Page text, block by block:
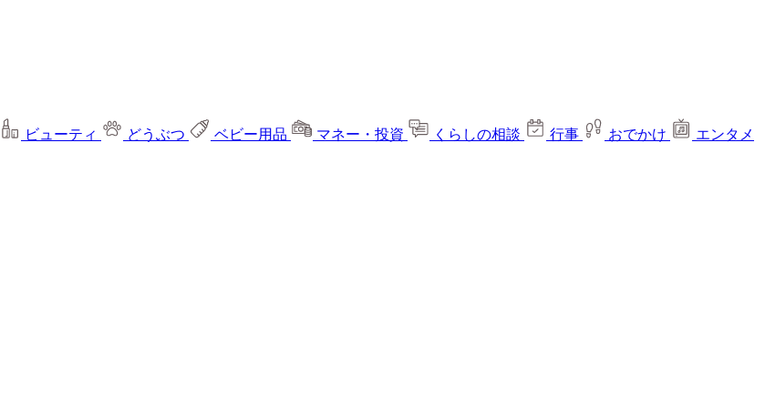
ビューティ どうぶつ ベビー用品 マネー・投資 くらしの相談 行事 おでかけ
エンタメ